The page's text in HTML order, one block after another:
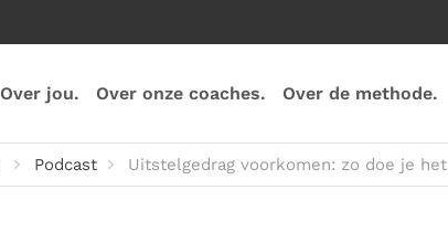
Over jou. Over onze coaches. Over de methode.
Podcast Uitstelgedrag voorkomen: zo doe je het